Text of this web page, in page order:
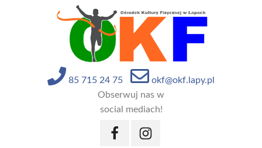
85 715 24 75
okf@okf.lapy.pl
Obserwuj nas w
social mediach!
FacebookInstagram